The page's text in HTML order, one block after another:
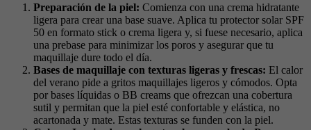
Preparación de la piel: Comienza con una crema hidratante
ligera para crear una base suave. Aplica tu protector solar SPF
50 en formato stick o crema ligera y, si fuese necesario, aplica
una prebase para minimizar los poros y asegurar que tu
maquillaje dure todo el día.
Bases de maquillaje con texturas ligeras y frescas: El calor
del verano pide a gritos maquillajes ligeros y cómodos. Opta
por bases líquidas o BB creams que ofrezcan una cobertura
sutil y permitan que la piel esté confortable y elástica, no
acartonada y mate. Estas texturas se funden con la piel.